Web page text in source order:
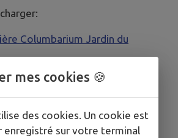
Columbarium Jardin du
mes cookies 🍪
des cookies. Un cookie est
enregistré sur votre terminal